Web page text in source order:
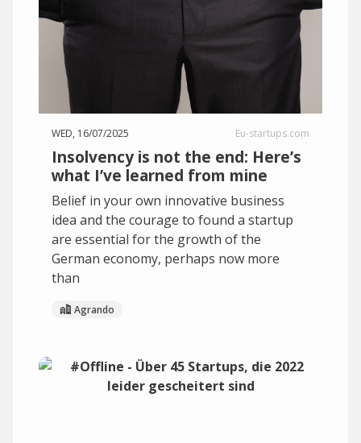
WED, 16/07/2025 Eu-startups.com
Insolvency is not the end: Here’s
what I’ve learned from mine
Belief in your own innovative business
idea and the courage to found a startup
are essential for the growth of the
German economy, perhaps now more
than
Agrando